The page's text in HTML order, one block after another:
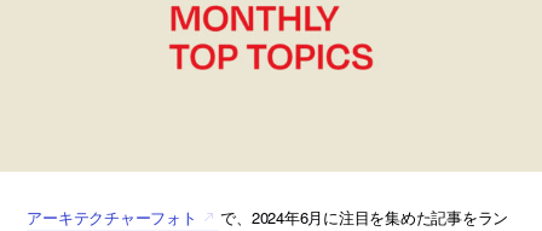
アーキテクチャーフォト
で、2024年6月に注目を集めた記事をラン